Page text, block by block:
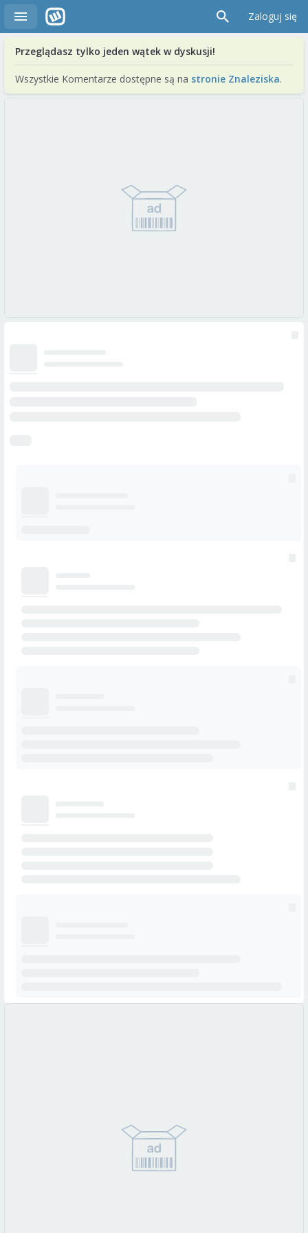
Zaloguj się
Przeglądasz tylko jeden wątek w dyskusji!
Wszystkie Komentarze dostępne są na stronie Znaleziska.